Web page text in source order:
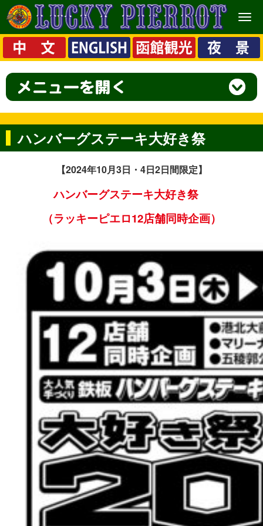
メ
ニ
ュ
ー
ハンバーグステーキ大好き祭
【2024年10月3日・4日2日間限定】
ハンバーグステーキ大好き祭
（ラッキーピエロ12店舗同時企画）